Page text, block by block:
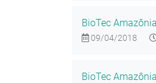
BioTec
09/04/2018
BioTec